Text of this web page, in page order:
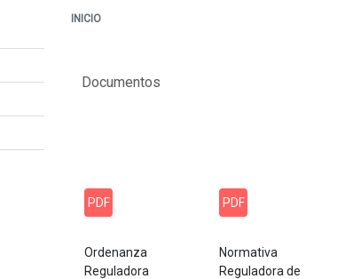
INICIO
Documentos
PDF
Ordenanza
Reguladora
PDF
Normativa
Reguladora de